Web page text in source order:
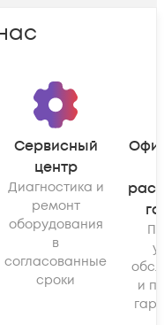
Сервисный
центр
Диагностика и
ремонт
оборудования
в
согласованные
сроки
и